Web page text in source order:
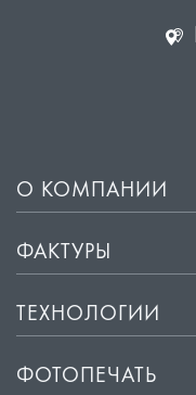
О КОМПАНИИ
ФАКТУРЫ
ТЕХНОЛОГИИ
ФОТОПЕЧАТЬ